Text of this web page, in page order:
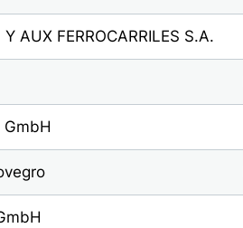
AUX FERROCARRILES S.A.